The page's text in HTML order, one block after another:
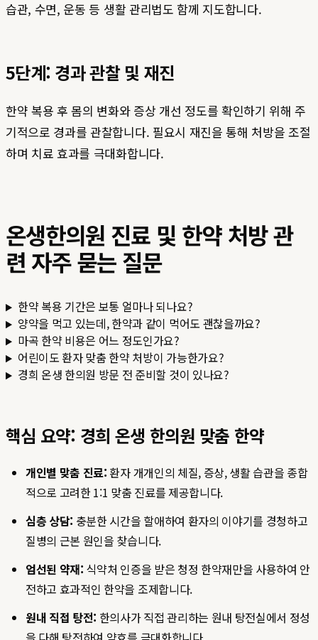
습관, 수면, 운동 등 생활 관리법도 함께 지도합니다.
5단계: 경과 관찰 및 재진
한약 복용 후 몸의 변화와 증상 개선 정도를 확인하기 위해 주
기적으로 경과를 관찰합니다. 필요시 재진을 통해 처방을 조절
하며 치료 효과를 극대화합니다.
온생한의원 진료 및 한약 처방 관
련 자주 묻는 질문
한약 복용 기간은 보통 얼마나 되나요?
양약을 먹고 있는데, 한약과 같이 먹어도 괜찮을까요?
마곡 한약 비용은 어느 정도인가요?
어린이도 환자 맞춤 한약 처방이 가능한가요?
경희 온생 한의원 방문 전 준비할 것이 있나요?
핵심 요약: 경희 온생 한의원 맞춤 한약
개인별 맞춤 진료: 환자 개개인의 체질, 증상, 생활 습관을 종합
적으로 고려한 1:1 맞춤 진료를 제공합니다.
심층 상담: 충분한 시간을 할애하여 환자의 이야기를 경청하고
질병의 근본 원인을 찾습니다.
엄선된 약재: 식약처 인증을 받은 청정 한약재만을 사용하여 안
전하고 효과적인 한약을 조제합니다.
원내 직접 탕전: 한의사가 직접 관리하는 원내 탕전실에서 정성